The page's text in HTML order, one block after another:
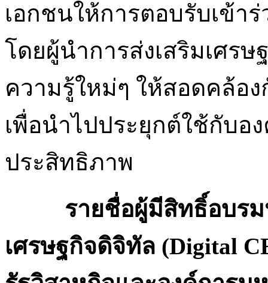
เอกชนให้การตอบรับเข้า
โดยผู้นำการส่งเสริมเศร
ความรู้ใหม่ๆ ให้สอดคล้อ
เพื่อนำไปประยุกต์ใช้กับอ
ประสิทธิภาพ
รายชื่อผู้มีสิทธิ์อบรมห
เศรษฐกิจดิจิทัล (Digital